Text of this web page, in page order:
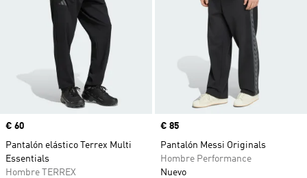
Precio
€ 60
Pantalón elástico Terrex Multi
Essentials
Hombre TERREX
Precio
€ 85
Pantalón Messi Originals
Hombre Performance
Nuevo